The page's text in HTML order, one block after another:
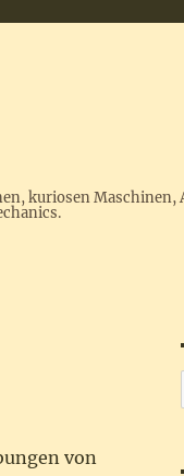
kuriosen Maschinen,
von